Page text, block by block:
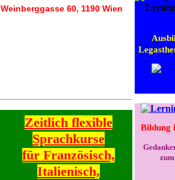
Weinberggasse 60, 1190 Wien
Zeitlich flexible
Sprachkurse
für Französisch,
Italienisch,
Bildung